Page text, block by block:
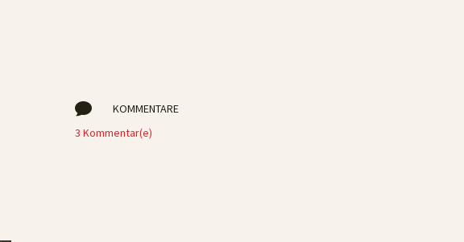

KOMMENTARE
3 Kommentar(e)